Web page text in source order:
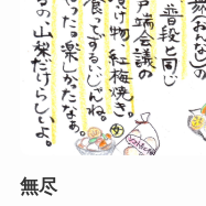
無尽